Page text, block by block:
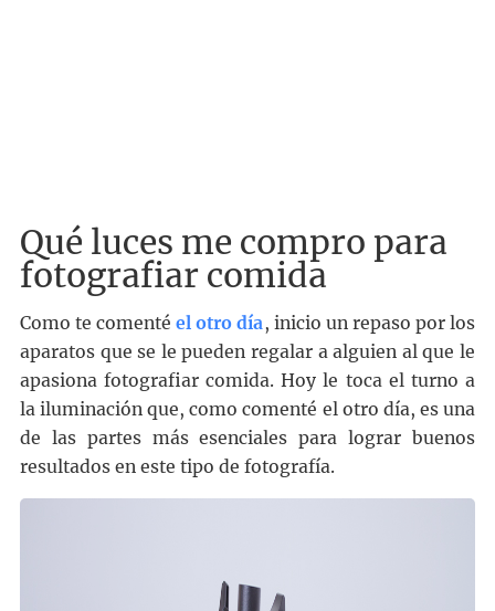
Qué luces me compro para
fotografiar comida
Como te comentéel otro día, inicio un repaso por los
aparatos que se le pueden regalar a alguien al que le
apasiona fotografiar comida. Hoy le toca el turno a
la iluminación que, como comenté el otro día, es una
de las partes más esenciales para lograr buenos
resultados en este tipo de fotografía.